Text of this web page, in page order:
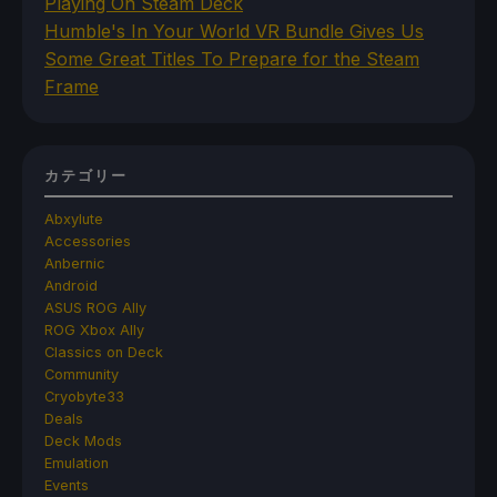
Humble's In Your World VR Bundle Gives Us
Some Great Titles To Prepare for the Steam
Frame
カテゴリー
Abxylute
Accessories
Anbernic
Android
ASUS ROG Ally
ROG Xbox Ally
Classics on Deck
Community
Cryobyte33
Deals
Deck Mods
Emulation
Events